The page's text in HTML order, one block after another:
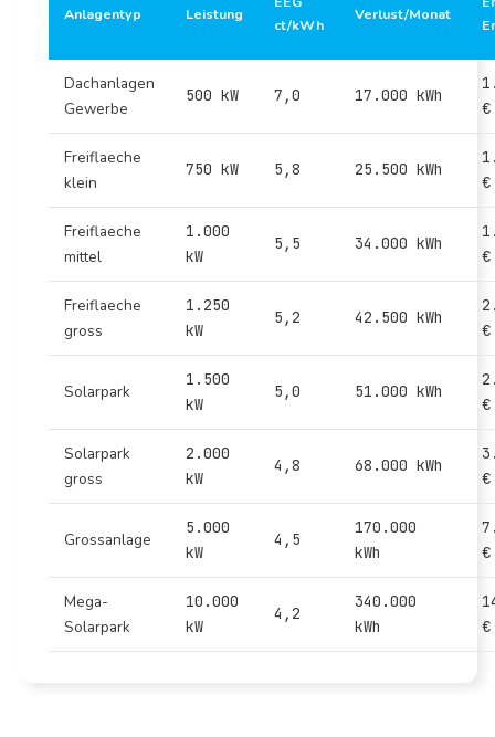
Anlagentyp Leistung
ct/kWh
Verlust/Monat
Dachanlagen
Gewerbe
500 kW 7,0 17.000 kWh
€
Freiflaeche
klein
750 kW 5,8 25.500 kWh
€
Freiflaeche
mittel
1.000
kW
5,5 34.000 kWh
€
Freiflaeche
gross
1.250
kW
5,2 42.500 kWh
€
Solarpark
1.500
kW
5,0 51.000 kWh
€
Solarpark
gross
2.000
kW
4,8 68.000 kWh
€
Grossanlage
5.000
kW
4,5
170.000
kWh
€
Mega-
Solarpark
10.000
kW
4,2
340.000
kWh
€